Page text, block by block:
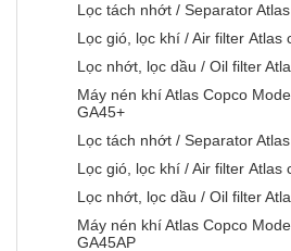
Lọc tách nhớt / Separator
Lọc gió, lọc khí / Air filter
Lọc nhớt, lọc dầu / Oil filter
Máy nén khí Atlas Copco
GA45+
Lọc tách nhớt / Separator
Lọc gió, lọc khí / Air filter
Lọc nhớt, lọc dầu / Oil filter
Máy nén khí Atlas Copco
GA45AP